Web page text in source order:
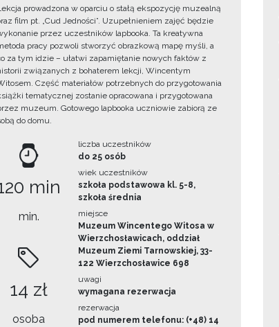
prowadzona w oparciu o stałą ekspozycję muzealną
film pt. „Cud Jedności”. Uzupełnieniem zajęć będzie
przez uczestników lapbooka. Ta kreatywna
pracy pozwoli stworzyć obrazkową mapę myśli, a
za tym idzie – ułatwi zapamiętanie nowych faktów z
związanych z bohaterem lekcji, Wincentym
Część materiałów potrzebnych do przygotowania
tematycznej zostanie opracowana i przygotowana
muzeum. Gotowego lapbooka uczniowie zabiorą ze
do domu.
min
min.
14 zł
osoba
liczba uczestników
do 25 osób
wiek uczestników
szkoła podstawowa kl. 5-8,
szkoła średnia
miejsce
Muzeum Wincentego Witosa w
Wierzchosławicach, oddział
Muzeum Ziemi Tarnowskiej, 33-
122 Wierzchosławice 698
uwagi
wymagana rezerwacja
rezerwacja
pod numerem telefonu: (+48) 14